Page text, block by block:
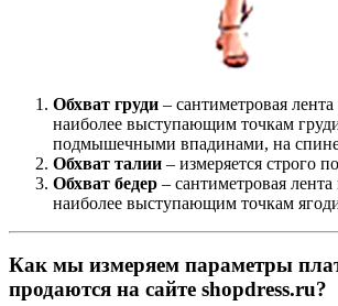
Обхват груди – сантиметровая
наиболее выступающим точкам
подмышечными впадинами, на
Обхват талии – измеряется строго
Обхват бедер – сантиметровая
наиболее выступающим точкам
Как мы измеряем параметры
продаются на сайте shopdress.ru?